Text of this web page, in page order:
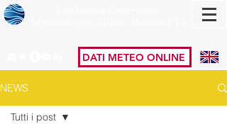
DATI METEO ONLINE
NEWS
Tutti i post